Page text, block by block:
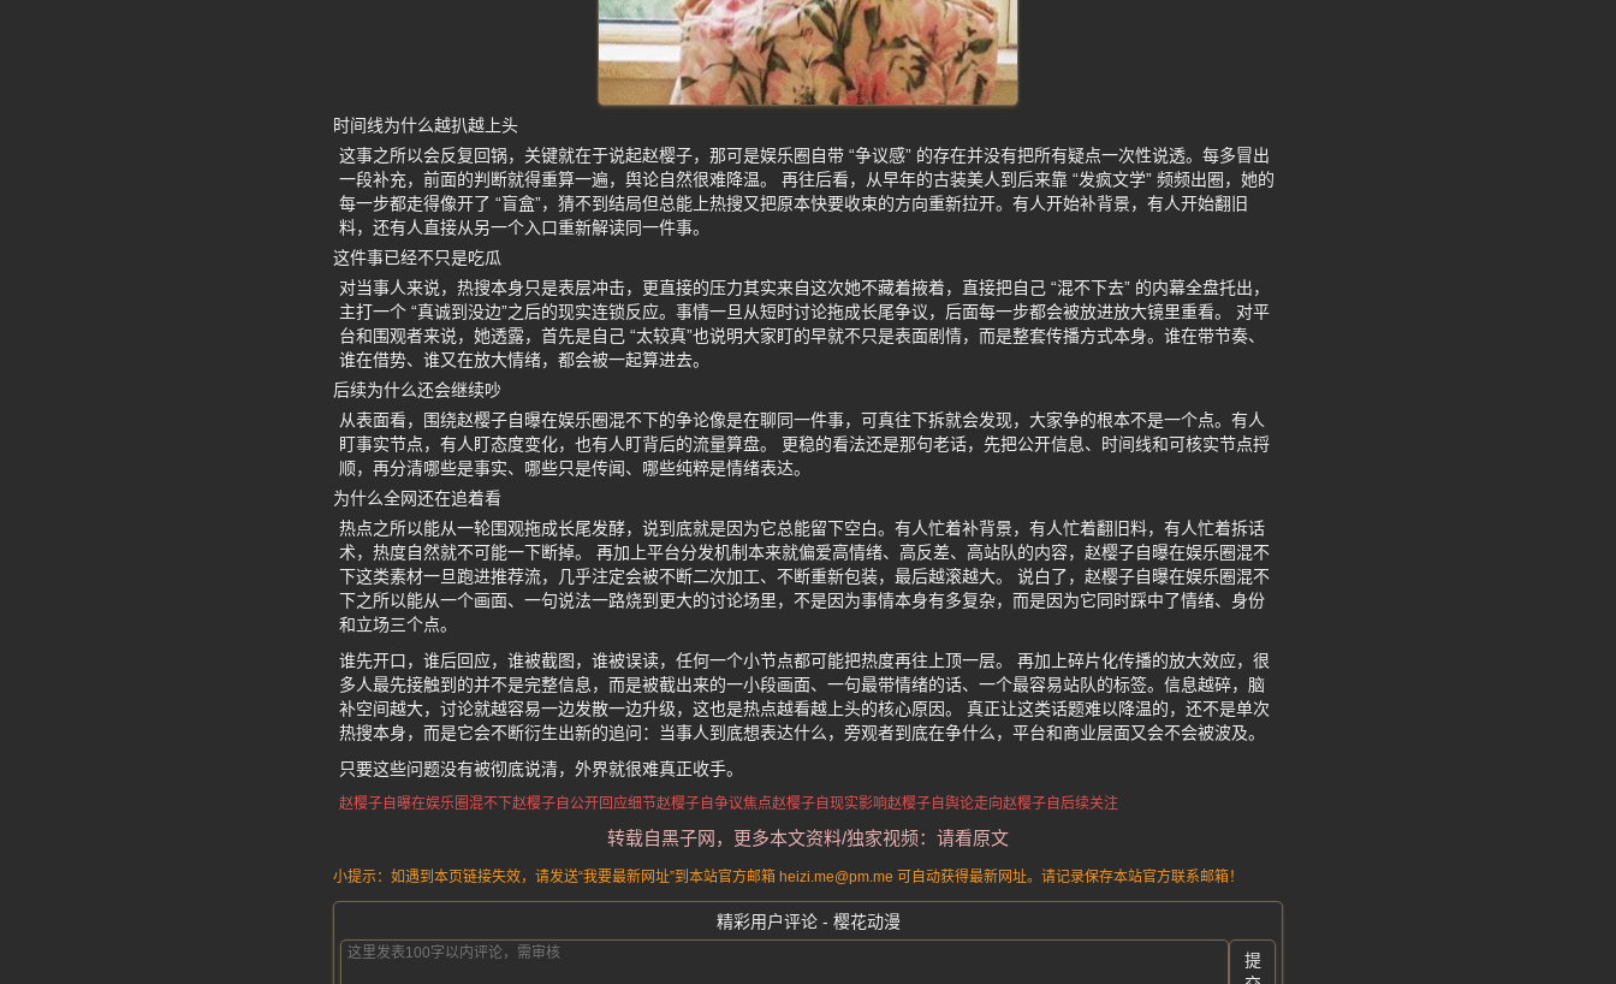
时间线为什么越扒越上头
这事之所以会反复回锅，关键就在于说起赵樱子，那可是娱乐圈自带 “争议感” 的存在并没有把所有疑点一次性说透。每多冒出
一段补充，前面的判断就得重算一遍，舆论自然很难降温。 再往后看，从早年的古装美人到后来靠 “发疯文学” 频频出圈，她的
每一步都走得像开了 “盲盒”，猜不到结局但总能上热搜又把原本快要收束的方向重新拉开。有人开始补背景，有人开始翻旧
料，还有人直接从另一个入口重新解读同一件事。
这件事已经不只是吃瓜
对当事人来说，热搜本身只是表层冲击，更直接的压力其实来自这次她不藏着掖着，直接把自己 “混不下去” 的内幕全盘托出，
主打一个 “真诚到没边”之后的现实连锁反应。事情一旦从短时讨论拖成长尾争议，后面每一步都会被放进放大镜里重看。 对平
台和围观者来说，她透露，首先是自己 “太较真”也说明大家盯的早就不只是表面剧情，而是整套传播方式本身。谁在带节奏、
谁在借势、谁又在放大情绪，都会被一起算进去。
后续为什么还会继续吵
从表面看，围绕赵樱子自曝在娱乐圈混不下的争论像是在聊同一件事，可真往下拆就会发现，大家争的根本不是一个点。有人
盯事实节点，有人盯态度变化，也有人盯背后的流量算盘。 更稳的看法还是那句老话，先把公开信息、时间线和可核实节点捋
顺，再分清哪些是事实、哪些只是传闻、哪些纯粹是情绪表达。
为什么全网还在追着看
热点之所以能从一轮围观拖成长尾发酵，说到底就是因为它总能留下空白。有人忙着补背景，有人忙着翻旧料，有人忙着拆话
术，热度自然就不可能一下断掉。 再加上平台分发机制本来就偏爱高情绪、高反差、高站队的内容，赵樱子自曝在娱乐圈混不
下这类素材一旦跑进推荐流，几乎注定会被不断二次加工、不断重新包装，最后越滚越大。 说白了，赵樱子自曝在娱乐圈混不
下之所以能从一个画面、一句说法一路烧到更大的讨论场里，不是因为事情本身有多复杂，而是因为它同时踩中了情绪、身份
和立场三个点。
谁先开口，谁后回应，谁被截图，谁被误读，任何一个小节点都可能把热度再往上顶一层。 再加上碎片化传播的放大效应，很
多人最先接触到的并不是完整信息，而是被截出来的一小段画面、一句最带情绪的话、一个最容易站队的标签。信息越碎，脑
补空间越大，讨论就越容易一边发散一边升级，这也是热点越看越上头的核心原因。 真正让这类话题难以降温的，还不是单次
热搜本身，而是它会不断衍生出新的追问：当事人到底想表达什么，旁观者到底在争什么，平台和商业层面又会不会被波及。
只要这些问题没有被彻底说清，外界就很难真正收手。
赵樱子自曝在娱乐圈混不下赵樱子自公开回应细节赵樱子自争议焦点赵樱子自现实影响赵樱子自舆论走向赵樱子自后续关注
转载自黑子网，更多本文资料/独家视频：请看原文
小提示：如遇到本页链接失效，请发送“我要最新网址”到本站官方邮箱 heizi.me@pm.me 可自动获得最新网址。请记录保存本站官方联系邮箱！
精彩用户评论 - 樱花动漫
提